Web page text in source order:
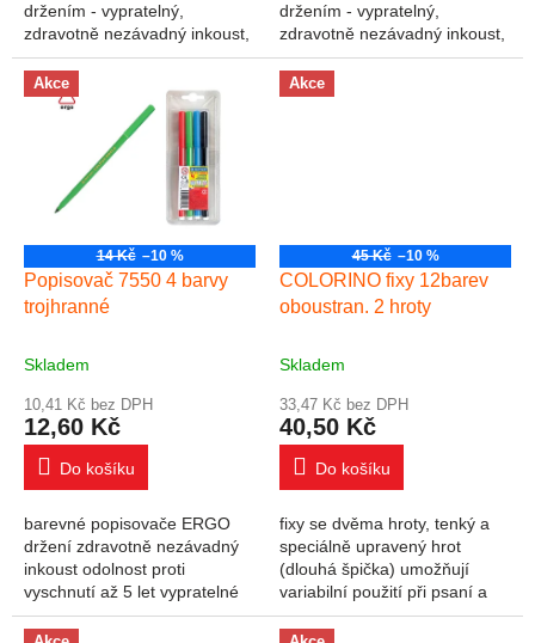
držením - vypratelný,
zdravotně nezávadný inkoust,
odolá vyschnutí až 5 let - hrot
odolný proti zatlačení -
ventilační...
držením - vypratelný,
zdravotně nezávadný inkoust,
odolá vyschnutí až 5 let - hrot
odolný proti zatlačení -
ventilační...
Akce
14 Kč –10 %
Popisovač 7550 4 barvy
trojhranné
Skladem
10,41 Kč bez DPH
12,60 Kč
Do košíku
barevné popisovače ERGO
držení zdravotně nezávadný
inkoust odolnost proti
vyschnutí až 5 let vypratelné
ventilační chránítko válcový
hrot odolný proti zatlačení
Akce
45 Kč –10 %
COLORINO fixy 12barev
oboustran. 2 hroty
Skladem
33,47 Kč bez DPH
40,50 Kč
Do košíku
fixy se dvěma hroty, tenký a
speciálně upravený hrot
(dlouhá špička) umožňují
variabilní použití při psaní a
kreslení. Barvy jsou syté a
ideální pro kreslení kontur a